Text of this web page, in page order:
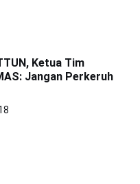
Ketua Tim
Jangan Perkeruh